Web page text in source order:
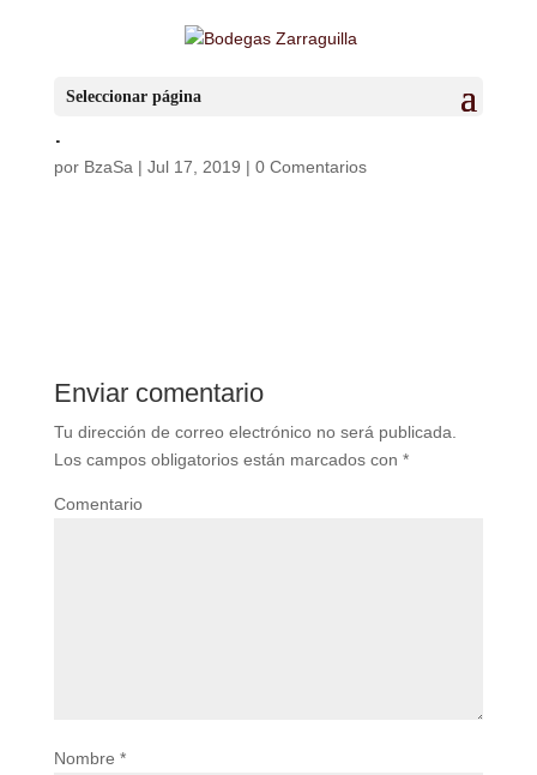
Seleccionar página
woocommerce-
por BzaSa | Jul 17, 2019 | 0 Comentarios
Enviar comentario
Tu dirección de correo electrónico no será publicada.
Los campos obligatorios están marcados con *
Comentario
Nombre *